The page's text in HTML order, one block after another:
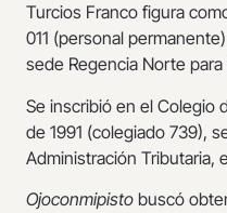
Turcios Franco figura
011 (personal
sede Regencia Norte para
Se inscribió en el Colegio
de 1991 (colegiado 739),
Administración Tributaria,
Ojoconmipisto buscó